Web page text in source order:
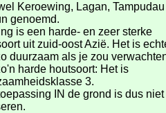
Keroewing, Lagan,
genoemd.
is een harde- en zeer sterke
uit zuid-oost Azië. Het is
duurzaam als je zou
harde houtsoort: Het is
3.
IN de grond is dus niet